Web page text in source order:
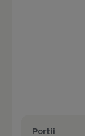
Portii